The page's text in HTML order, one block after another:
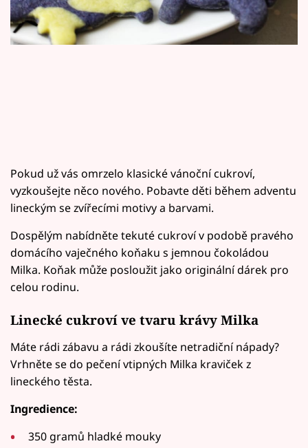
Sledujte prima+
Přihlášení
Sledujte nás
Pokud už vás omrzelo klasické vánoční cukroví,
vyzkoušejte něco nového. Pobavte děti během adventu
lineckým se zvířecími motivy a barvami.
Dospělým nabídněte tekuté cukroví v podobě pravého
domácího vaječného koňaku s jemnou čokoládou
Milka. Koňak může posloužit jako originální dárek pro
celou rodinu.
Linecké cukroví ve tvaru krávy Milka
Máte rádi zábavu a rádi zkoušíte netradiční nápady?
Vrhněte se do pečení vtipných Milka kraviček z
lineckého těsta.
Ingredience:
350 gramů hladké mouky